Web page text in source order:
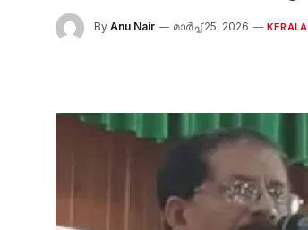
By Anu Nair മാർച്ച്‌ 25, 2026 KERALA